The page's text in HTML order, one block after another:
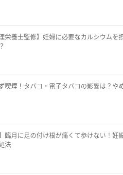
栄養士監修】妊婦に必要なカルシウム
喫煙！タバコ・電子タバコの影響は？や
臨月に足の付け根が痛くて歩けない！
法